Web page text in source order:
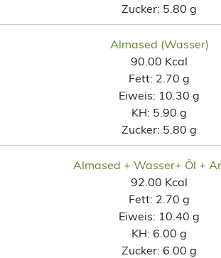
Zucker: 5.80 g
Almased (Wasser)
90.00 Kcal
Fett: 2.70 g
Eiweis: 10.30 g
KH: 5.90 g
Zucker: 5.80 g
Almased + Wasser+ Öl +
92.00 Kcal
Fett: 2.70 g
Eiweis: 10.40 g
KH: 6.00 g
Zucker: 6.00 g